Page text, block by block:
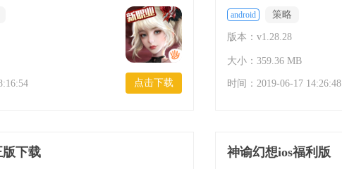
点击下载
android 策略
版本：v1.28.28
大小：359.36 MB
时间： 2019-06-17 14:26:48
下载 神谕幻想ios福利版